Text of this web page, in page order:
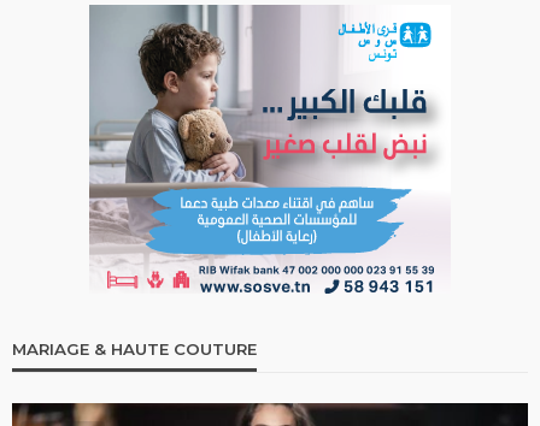
MARIAGE & HAUTE COUTURE